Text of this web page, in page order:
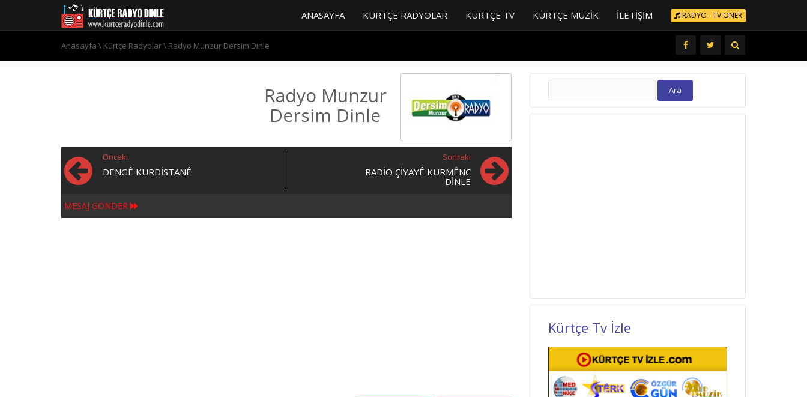
RADYO - TV ÖNER
ANASAYFA KÜRTÇE RADYOLAR KÜRTÇE TV KÜRTÇE MÜZIK İLETIŞIM
Anasayfa \ Kürtçe Radyolar\ Radyo Munzur Dersim Dinle
Radyo Munzur
Dersim Dinle
Önceki
DENGÊ KURDISTANÊ
Sonraki
RADIO ÇIYAYÊ KURMÊNC
DINLE
MESAJ GÖNDER
Arama:
Kürtçe Tv İzle